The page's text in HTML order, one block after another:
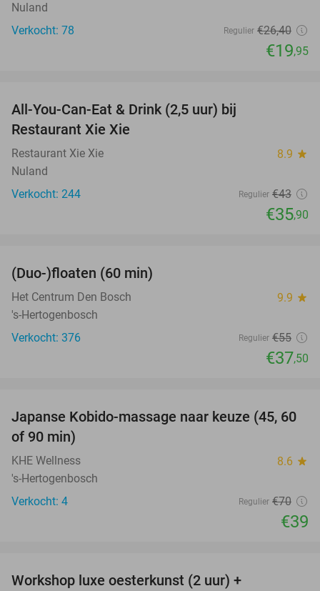
Nuland
Verkocht: 78
Regulier €26,40
€19,95
All-You-Can-Eat & Drink (2,5 uur) bij
Restaurant Xie Xie
Restaurant Xie Xie 8.9 star
Nuland
Verkocht: 244
Regulier €43
€35,90
(Duo-)floaten (60 min)
Het Centrum Den Bosch 9.9 star
's-Hertogenbosch
Verkocht: 376
Regulier €55
€37,50
44%
Japanse Kobido-massage naar keuze (45, 60
of 90 min)
KHE Wellness 8.6 star
's-Hertogenbosch
Verkocht: 4
Regulier €70
€39
Workshop luxe oesterkunst (2 uur) +